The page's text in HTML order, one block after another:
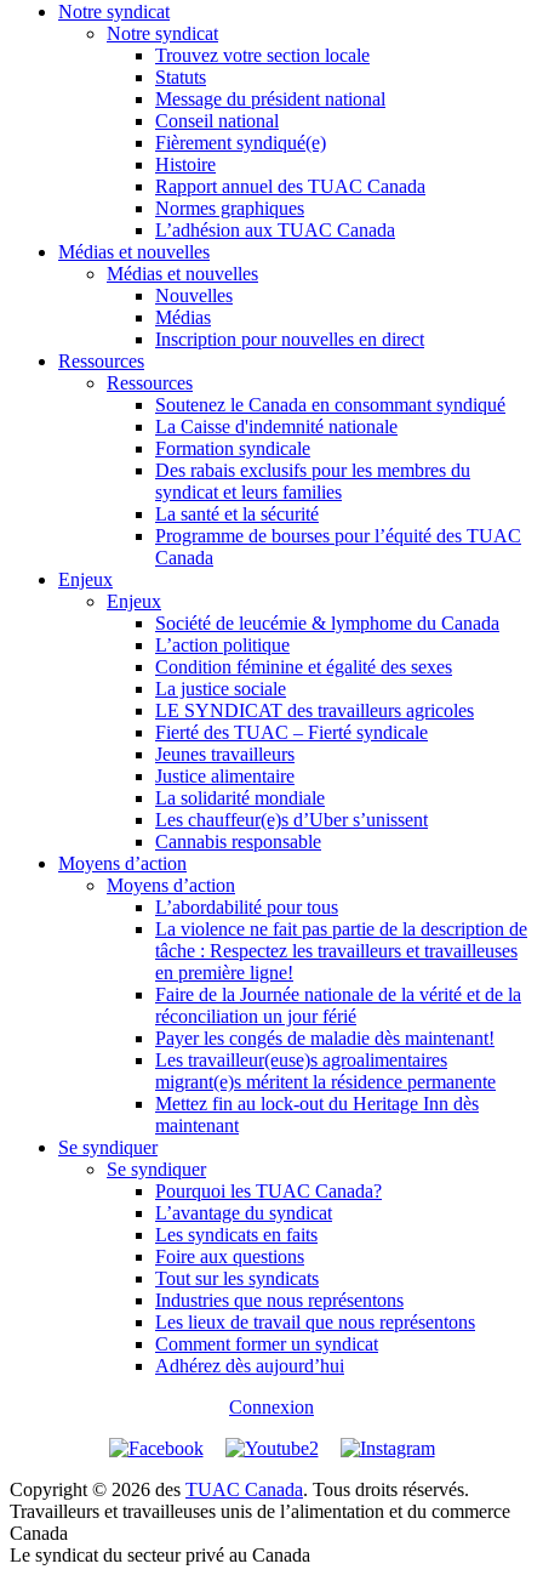
Notre syndicat
Notre syndicat
Trouvez votre section locale
Statuts
Message du président national
Conseil national
Fièrement syndiqué(e)
Histoire
Rapport annuel des TUAC Canada
Normes graphiques
L’adhésion aux TUAC Canada
Médias et nouvelles
Médias et nouvelles
Nouvelles
Médias
Inscription pour nouvelles en direct
Ressources
Ressources
Soutenez le Canada en consommant syndiqué
La Caisse d'indemnité nationale
Formation syndicale
Des rabais exclusifs pour les membres du
syndicat et leurs families
La santé et la sécurité
Programme de bourses pour l’équité des TUAC
Canada
Enjeux
Enjeux
Société de leucémie & lymphome du Canada
L’action politique
Condition féminine et égalité des sexes
La justice sociale
LE SYNDICAT des travailleurs agricoles
Fierté des TUAC – Fierté syndicale
Jeunes travailleurs
Justice alimentaire
La solidarité mondiale
Les chauffeur(e)s d’Uber s’unissent
Cannabis responsable
Moyens d’action
Moyens d’action
L’abordabilité pour tous
La violence ne fait pas partie de la description de
tâche : Respectez les travailleurs et travailleuses
en première ligne!
Faire de la Journée nationale de la vérité et de la
réconciliation un jour férié
Payer les congés de maladie dès maintenant!
Les travailleur(euse)s agroalimentaires
migrant(e)s méritent la résidence permanente
Mettez fin au lock-out du Heritage Inn dès
maintenant
Se syndiquer
Se syndiquer
Pourquoi les TUAC Canada?
L’avantage du syndicat
Les syndicats en faits
Foire aux questions
Tout sur les syndicats
Industries que nous représentons
Les lieux de travail que nous représentons
Comment former un syndicat
Adhérez dès aujourd’hui
Connexion
Copyright © 2026 des TUAC Canada. Tous droits réservés.
Travailleurs et travailleuses unis de l’alimentation et du commerce
Canada
Le syndicat du secteur privé au Canada